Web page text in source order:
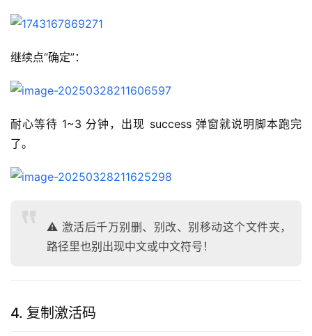
继续点“确定”：
耐心等待 1~3 分钟，出现 success 弹窗就说明脚本跑完
了。
⚠️ 激活后千万别删、别改、别移动这个文件夹，
路径里也别出现中文或中文符号！
4. 复制激活码